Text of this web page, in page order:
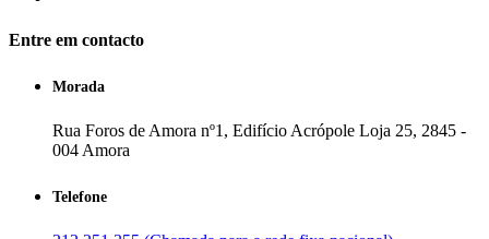
Entre em contacto
Morada
Rua Foros de Amora nº1, Edifício Acrópole Loja 25, 2845 -
004 Amora
Telefone